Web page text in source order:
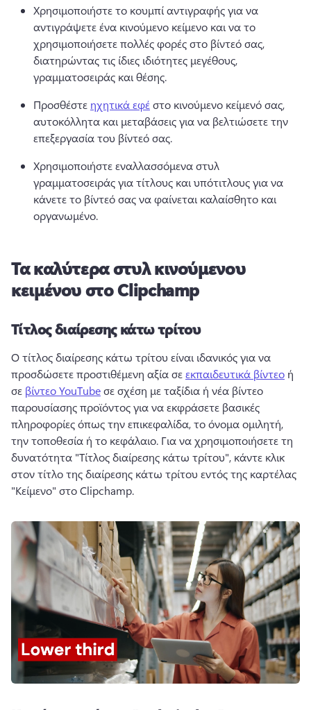
Χρησιμοποιήστε το κουμπί αντιγραφής για να
αντιγράψετε ένα κινούμενο κείμενο και να το
χρησιμοποιήσετε πολλές φορές στο βίντεό σας,
διατηρώντας τις ίδιες ιδιότητες μεγέθους,
γραμματοσειράς και θέσης.
Προσθέστε ηχητικά εφέ στο κινούμενο κείμενό σας,
αυτοκόλλητα και μεταβάσεις για να βελτιώσετε την
επεξεργασία του βίντεό σας.
Χρησιμοποιήστε εναλλασσόμενα στυλ
γραμματοσειράς για τίτλους και υπότιτλους για να
κάνετε το βίντεό σας να φαίνεται καλαίσθητο και
οργανωμένο.
Τα καλύτερα στυλ κινούμενου
κειμένου στο Clipchamp
Τίτλος διαίρεσης κάτω τρίτου
Ο τίτλος διαίρεσης κάτω τρίτου είναι ιδανικός για να
προσδώσετε προστιθέμενη αξία σε εκπαιδευτικά βίντεο ή
σε βίντεο YouTube σε σχέση με ταξίδια ή νέα βίντεο
παρουσίασης προϊόντος για να εκφράσετε βασικές
πληροφορίες όπως την επικεφαλίδα, το όνομα ομιλητή,
την τοποθεσία ή το κεφάλαιο. Για να χρησιμοποιήσετε τη
δυνατότητα "Τίτλος διαίρεσης κάτω τρίτου", κάντε κλικ
στον τίτλο της διαίρεσης κάτω τρίτου εντός της καρτέλας
"Κείμενο" στο Clipchamp.